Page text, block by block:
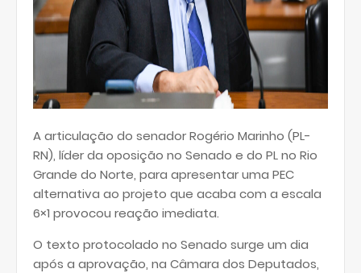
A articulação do senador Rogério Marinho (PL-
RN), líder da oposição no Senado e do PL no Rio
Grande do Norte, para apresentar uma PEC
alternativa ao projeto que acaba com a escala
6×1 provocou reação imediata.
O texto protocolado no Senado surge um dia
após a aprovação, na Câmara dos Deputados,